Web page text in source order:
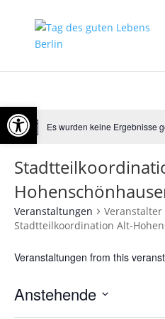
Es wurden keine Ergebnisse
Veranstaltungen
Veranstalter
Stadtteilkoordination Alt-
Veranstaltungen from this
Anstehende
Open toolbar